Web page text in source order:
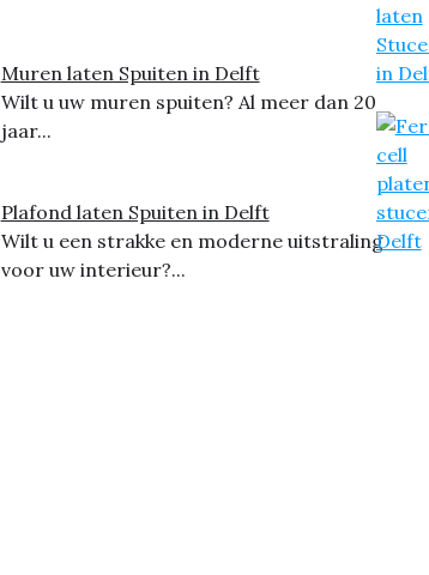
Muren laten Spuiten in Delft
Wilt u uw muren spuiten? Al meer dan 20
jaar...
Plafond laten Spuiten in Delft
Wilt u een strakke en moderne uitstraling
voor uw interieur?...